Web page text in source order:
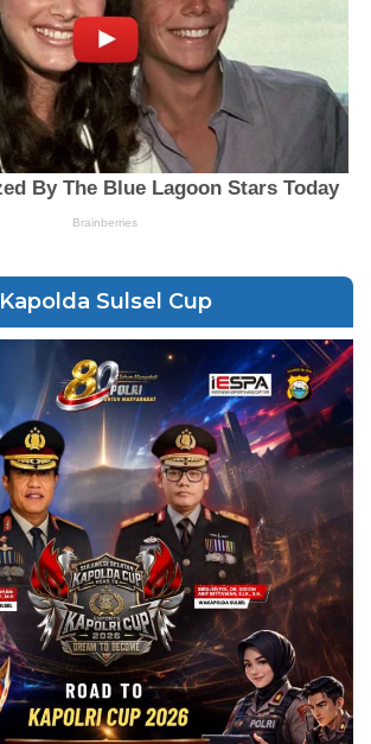
Kapolda Sulsel Cup